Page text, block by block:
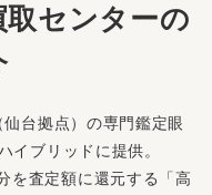
センターの
台拠点）の専門鑑定眼
イブリッドに提供。
を査定額に還元する「高